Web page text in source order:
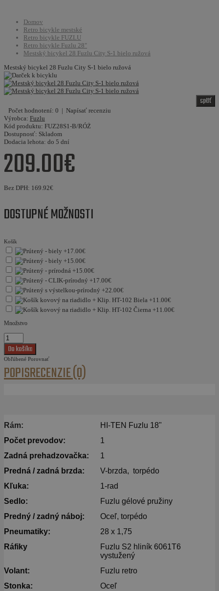
Domov
Retro bicykle mestské
Retro bicykle FUZLU
Retro bicykle Fuzlu 28"
Mestský bicykel 28 Fuzlu City S-1 bielo ružová
Mestský bicykel 28 Fuzlu City S-1 bielo ružová
späť
Počet hodnotení: 0 | Napísať recenziu
Výrobca: Fuzlu
Kód produktu: FUZ28S1-B/RÓŻ
Dostupnosť: Skladom
Dodacia lehota: do 5 dní
209.00€
Bez DPH: 169.92€
DOSTUPNÉ MOŽNOSTI
Košík
Množstvo
Obľúbené Porovnať
POPISRECENZIE (0)
Rám:
HI-TEN Fuzlu 18"
Počet prevodov:
1
Zadná prehadzovačka:
1
Predná / zadná brzda:
V-brzda, torpédo
Kľuka:
1-rad
Sedlo:
Fuzlu gélové pružiny
Predný / zadný náboj:
Oceľ, torpédo
Pneumatiky:
28 x 1,75
Ráfiky
Fuzlu S2 hliník 6061T6
vystužený
Volant:
Fuzlu retro
Stonka:
Oceľ